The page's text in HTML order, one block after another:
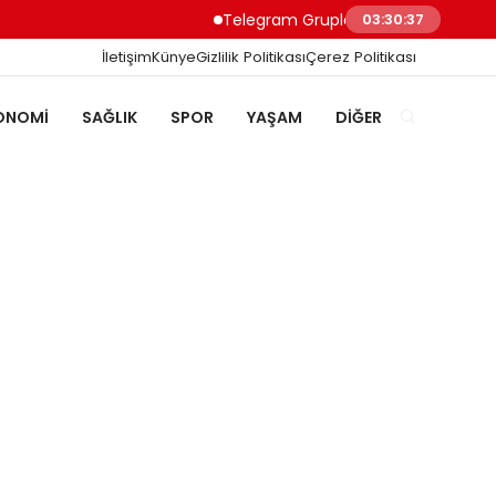
Telegram Grupları ile Doğru
03:30:37
İletişimKünyeGizlilik PolitikasıÇerez Politikası
SAĞLIK SPOR YAŞAM DIĞER